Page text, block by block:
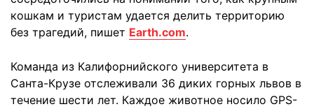
кошкам и туристам удается делить территорию
без трагедий, пишет Earth.com.
Команда из Калифорнийского университета в
Санта-Крузе отслеживали 36 диких горных львов в
течение шести лет. Каждое животное носило GPS-